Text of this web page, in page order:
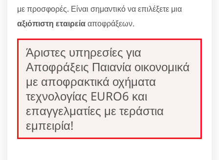
με προσφορές. Είναι σημαντικό να επιλέξετε μια
αξιόπιστη εταιρείααποφράξεων.
Άριστες υπηρεσίες για
Αποφράξεις Παιανία οικονομικά
με αποφρακτικά οχήματα
τεχνολογίας EURO6 και
επαγγελματίες με τεράστια
εμπειρία!